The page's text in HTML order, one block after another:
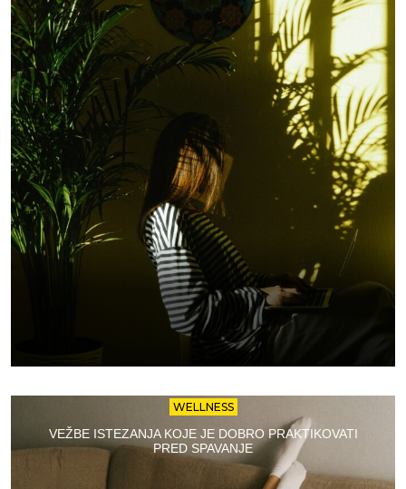
WELLNESS
VEŽBE ISTEZANJA KOJE JE DOBRO PRAKTIKOVATI
PRED SPAVANJE